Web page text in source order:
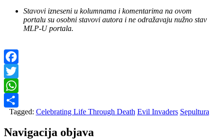
Stavovi izneseni u kolumnama i komentarima na ovom
portalu su osobni stavovi autora i ne odražavaju nužno stav
MLP-U portala.
Facebook
Twitter
WhatsApp
Share
Tagged: Celebrating Life Through Death Evil Invaders Sepultura
Navigacija objava